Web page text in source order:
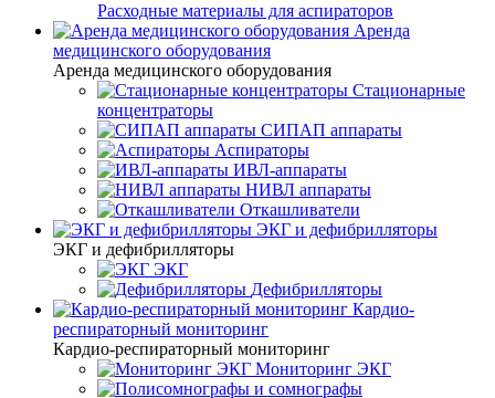
Расходные материалы для аспираторов
Аренда
медицинского оборудования
Аренда медицинского оборудования
Стационарные
концентраторы
СИПАП аппараты
Аспираторы
ИВЛ-аппараты
НИВЛ аппараты
Откашливатели
ЭКГ и дефибрилляторы
ЭКГ и дефибрилляторы
ЭКГ
Дефибрилляторы
Кардио-
респираторный мониторинг
Кардио-респираторный мониторинг
Мониторинг ЭКГ